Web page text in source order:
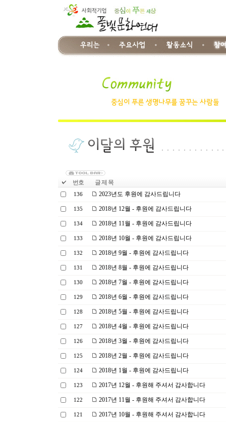
번호 글 제 목
136 2023년도 후원에 감사드립니다
135 2018년 12월 - 후원에 감사드립니다
134 2018년 11월 - 후원에 감사드립니다
133 2018년 10월 - 후원에 감사드립니다
132 2018년 9월 - 후원에 감사드립니다
131 2018년 8월 - 후원에 감사드립니다
130 2018년 7월 - 후원에 감사드립니다
129 2018년 6월 - 후원에 감사드립니다
128 2018년 5월 - 후원에 감사드립니다
127 2018년 4월 - 후원에 감사드립니다
126 2018년 3월 - 후원에 감사드립니다
125 2018년 2월 - 후원에 감사드립니다
124 2018년 1월 - 후원에 감사드립니다
123 2017년 12월 - 후원해 주셔서 감사합니다
122 2017년 11월 - 후원해 주셔서 감사합니다
121 2017년 10월 - 후원해 주셔서 감사합니다